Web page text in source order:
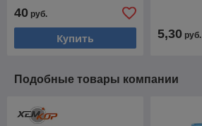
40 руб.
Купить 5,30руб.
Подобные товары компании